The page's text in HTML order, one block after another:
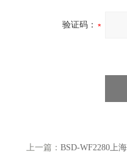
验证码：
上一篇： BSD-WF2280上